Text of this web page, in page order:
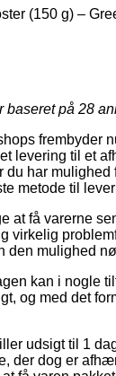
(150 g) –
baseret på 28
frembyder
levering til et
du har
metode til
at få varerne
virkelig
den mulighed
kan i nogle
og med det
udsigt til 1
der dog er